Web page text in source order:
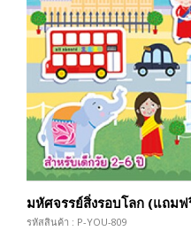
มหัศจรรย์สิ่งรอบโลก (แถม
รหัสสินค้า : P-YOU-809